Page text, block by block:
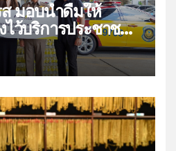
ส มอบน้ำดื่มให้
ไว้บริการประชาชน